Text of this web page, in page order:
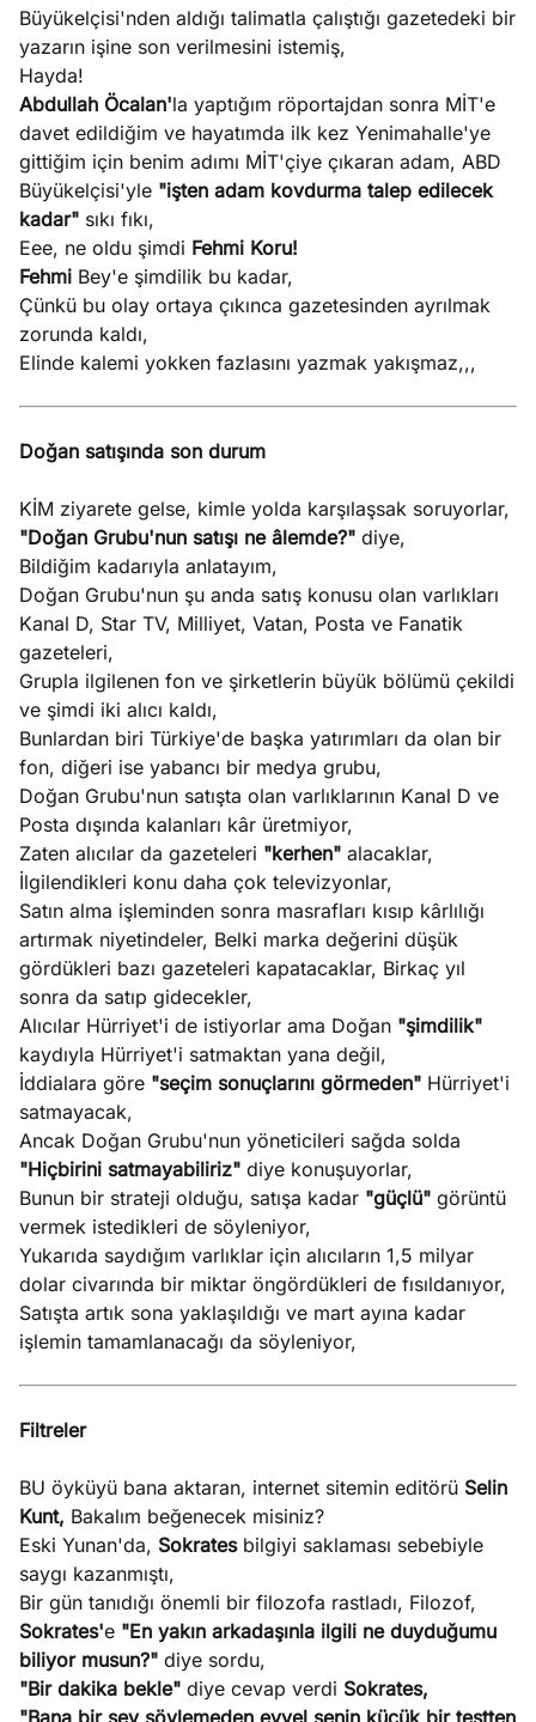
Büyükelçisi'nden aldığı talimatla çalıştığı gazetedeki bir
yazarın işine son verilmesini istemiş,
Hayda!
Abdullah Öcalan'la yaptığım röportajdan sonra MİT'e
davet edildiğim ve hayatımda ilk kez Yenimahalle'ye
gittiğim için benim adımı MİT'çiye çıkaran adam, ABD
Büyükelçisi'yle "işten adam kovdurma talep edilecek
kadar" sıkı fıkı,
Eee, ne oldu şimdi Fehmi Koru!
Fehmi Bey'e şimdilik bu kadar,
Çünkü bu olay ortaya çıkınca gazetesinden ayrılmak
zorunda kaldı,
Elinde kalemi yokken fazlasını yazmak yakışmaz,,,
Doğan satışında son durum
KİM ziyarete gelse, kimle yolda karşılaşsak soruyorlar,
"Doğan Grubu'nun satışı ne âlemde?" diye,
Bildiğim kadarıyla anlatayım,
Doğan Grubu'nun şu anda satış konusu olan varlıkları
Kanal D, Star TV, Milliyet, Vatan, Posta ve Fanatik
gazeteleri,
Grupla ilgilenen fon ve şirketlerin büyük bölümü çekildi
ve şimdi iki alıcı kaldı,
Bunlardan biri Türkiye'de başka yatırımları da olan bir
fon, diğeri ise yabancı bir medya grubu,
Doğan Grubu'nun satışta olan varlıklarının Kanal D ve
Posta dışında kalanları kâr üretmiyor,
Zaten alıcılar da gazeteleri "kerhen" alacaklar,
İlgilendikleri konu daha çok televizyonlar,
Satın alma işleminden sonra masrafları kısıp kârlılığı
artırmak niyetindeler, Belki marka değerini düşük
gördükleri bazı gazeteleri kapatacaklar, Birkaç yıl
sonra da satıp gidecekler,
Alıcılar Hürriyet'i de istiyorlar ama Doğan "şimdilik"
kaydıyla Hürriyet'i satmaktan yana değil,
İddialara göre "seçim sonuçlarını görmeden" Hürriyet'i
satmayacak,
Ancak Doğan Grubu'nun yöneticileri sağda solda
"Hiçbirini satmayabiliriz" diye konuşuyorlar,
Bunun bir strateji olduğu, satışa kadar "güçlü" görüntü
vermek istedikleri de söyleniyor,
Yukarıda saydığım varlıklar için alıcıların 1,5 milyar
dolar civarında bir miktar öngördükleri de fısıldanıyor,
Satışta artık sona yaklaşıldığı ve mart ayına kadar
işlemin tamamlanacağı da söyleniyor,
Filtreler
BU öyküyü bana aktaran, internet sitemin editörü Selin
Kunt, Bakalım beğenecek misiniz?
Eski Yunan'da, Sokrates bilgiyi saklaması sebebiyle
saygı kazanmıştı,
Bir gün tanıdığı önemli bir filozofa rastladı, Filozof,
Sokrates'e "En yakın arkadaşınla ilgili ne duyduğumu
biliyor musun?" diye sordu,
"Bir dakika bekle" diye cevap verdi Sokrates,
"Bana bir şey söylemeden evvel senin küçük bir testten